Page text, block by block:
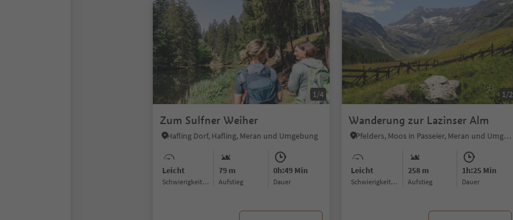
1/4
Zum Sulfner Weiher
Hafling Dorf, Hafling, Meran und Umgebung
Leicht
Schwierigkeitsgrad
79 m
Aufstieg
0h:49 Min
Dauer
1/2
Wanderung zur Lazinser Alm
Pfelders, Moos in Passeier, Meran und Umgebung
Leicht
Schwierigkeitsgrad
258 m
Aufstieg
1h:25 Min
Dauer